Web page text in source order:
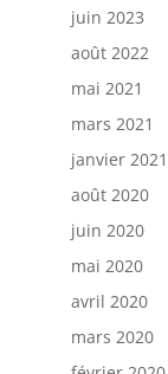
juin 2023
août 2022
mai 2021
mars 2021
janvier 2021
août 2020
juin 2020
mai 2020
avril 2020
mars 2020